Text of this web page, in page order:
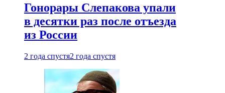
Гонорары Слепакова упали
в десятки раз после отъезда
из России
2 года спустя2 года спустя